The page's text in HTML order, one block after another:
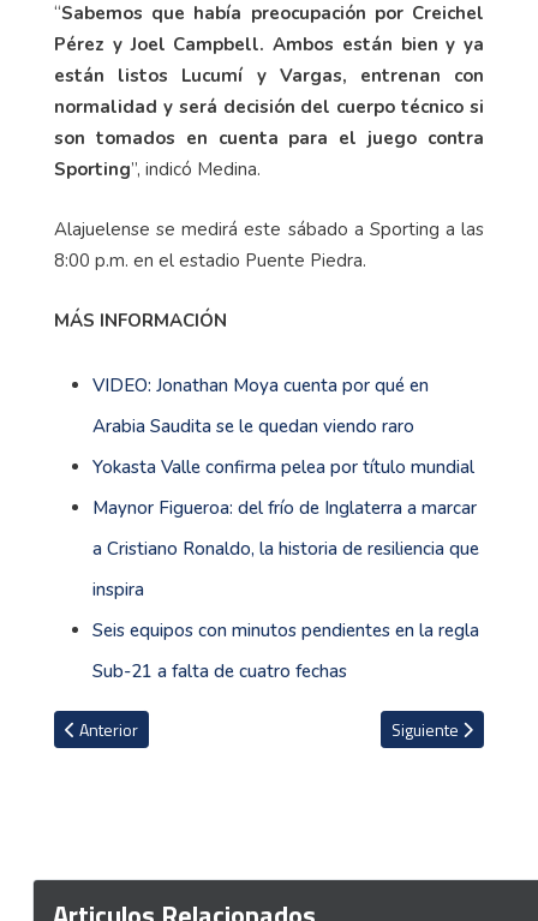
“Sabemos que había preocupación por Creichel
Pérez y Joel Campbell. Ambos están bien y ya
están listos Lucumí y Vargas, entrenan con
normalidad y será decisión del cuerpo técnico si
son tomados en cuenta para el juego contra
Sporting”, indicó Medina.
Alajuelense se medirá este sábado a Sporting a las
8:00 p.m. en el estadio Puente Piedra.
MÁS INFORMACIÓN
VIDEO: Jonathan Moya cuenta por qué en
Arabia Saudita se le quedan viendo raro
Yokasta Valle confirma pelea por título mundial
Maynor Figueroa: del frío de Inglaterra a marcar
a Cristiano Ronaldo, la historia de resiliencia que
inspira
Seis equipos con minutos pendientes en la regla
Sub-21 a falta de cuatro fechas
Artículo anterior: En Saprissa y Panamá sonríen con noticia sobre
Anterior Artículo siguiente:
Siguiente